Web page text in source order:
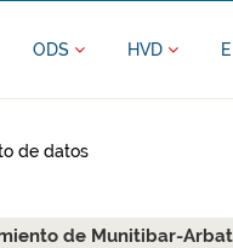
ODS HVD
de datos
de Munitibar-